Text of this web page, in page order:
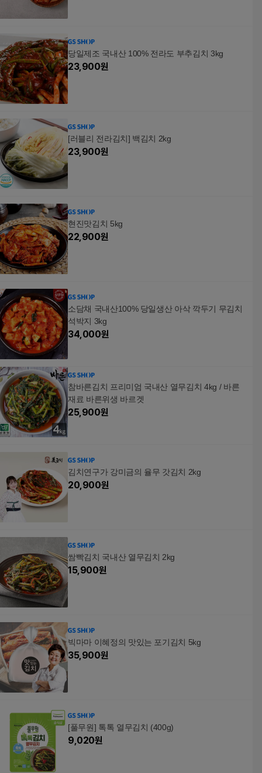
당일제조 국내산 100% 전라도 부추김치 3kg
23,900원
[러블리 전라김치] 백김치 2kg
23,900원
현진맛김치 5kg
22,900원
소담채 국내산100% 당일생산 아삭 깍두기 무김치
석박지 3kg
34,000원
참바른김치 프리미엄 국내산 열무김치 4kg / 바른
재료 바른위생 바르겟
25,900원
김치연구가 강미금의 율무 갓김치 2kg
20,900원
쌈빡김치 국내산 열무김치 2kg
15,900원
빅마마 이혜정의 맛있는 포기김치 5kg
35,900원
[풀무원] 톡톡 열무김치 (400g)
9,020원